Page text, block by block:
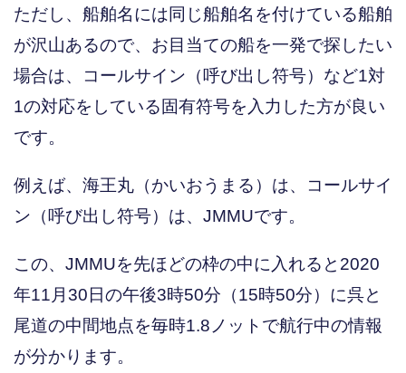
ただし、船舶名には同じ船舶名を付けている船舶
が沢山あるので、お目当ての船を一発で探したい
場合は、コールサイン（呼び出し符号）など1対
1の対応をしている固有符号を入力した方が良い
です。
例えば、海王丸（かいおうまる）は、コールサイ
ン（呼び出し符号）は、JMMUです。
この、JMMUを先ほどの枠の中に入れると2020
年11月30日の午後3時50分（15時50分）に呉と
尾道の中間地点を毎時1.8ノットで航行中の情報
が分かります。